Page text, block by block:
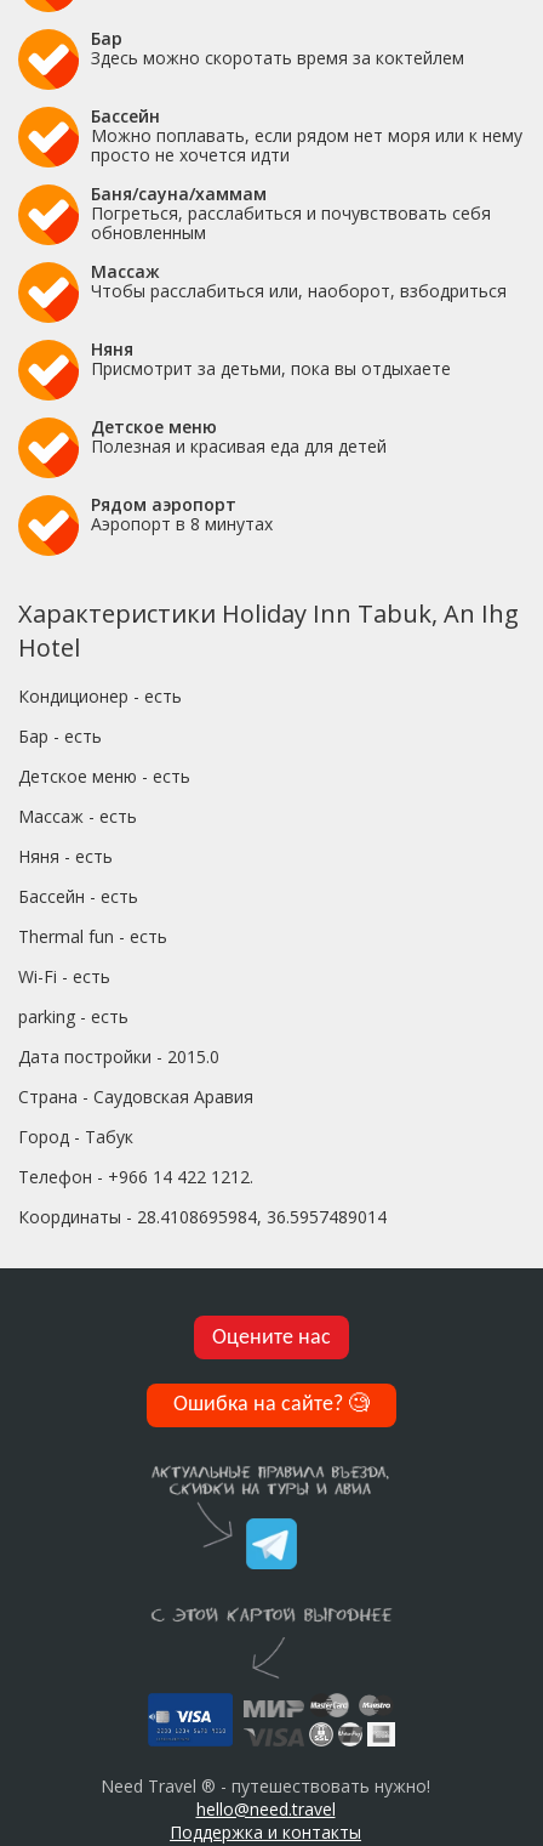
Бар
Здесь можно скоротать время за коктейлем
Бассейн
Можно поплавать, если рядом нет моря или к нему
просто не хочется идти
Баня/сауна/хаммам
Погреться, расслабиться и почувствовать себя
обновленным
Массаж
Чтобы расслабиться или, наоборот, взбодриться
Няня
Присмотрит за детьми, пока вы отдыхаете
Детское меню
Полезная и красивая еда для детей
Рядом аэропорт
Аэропорт в 8 минутах
Характеристики Holiday Inn Tabuk, An Ihg
Hotel
Кондиционер - есть
Бар - есть
Детское меню - есть
Массаж - есть
Няня - есть
Бассейн - есть
Thermal fun - есть
Wi-Fi - есть
parking - есть
Дата постройки - 2015.0
Страна - Саудовская Аравия
Город - Табук
Телефон - +966 14 422 1212.
Координаты - 28.4108695984, 36.5957489014
Оцените нас
Ошибка на сайте? 🧐
Need Travel ® - путешествовать нужно!
hello@need.travel
Поддержка и контакты